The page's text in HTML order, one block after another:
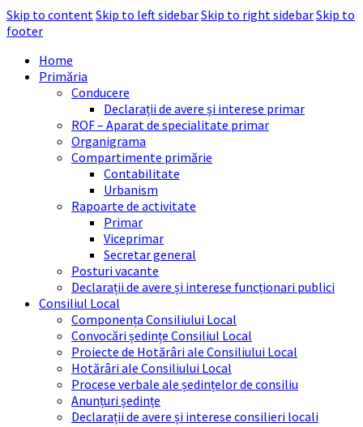
Skip to contentSkip to left sidebarSkip to right sidebarSkip to
footer
Home
Primăria
Conducere
Declarații de avere și interese primar
ROF – Aparat de specialitate primar
Organigrama
Compartimente primărie
Contabilitate
Urbanism
Rapoarte de activitate
Primar
Viceprimar
Secretar general
Posturi vacante
Declarații de avere și interese funcționari publici
Consiliul Local
Componența Consiliului Local
Convocări ședințe Consiliul Local
Proiecte de Hotărâri ale Consiliului Local
Hotărâri ale Consiliului Local
Procese verbale ale ședințelor de consiliu
Anunțuri ședințe
Declarații de avere și interese consilieri locali